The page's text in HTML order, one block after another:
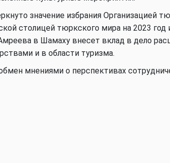
значение избрания Организацией
столицей тюркского мира на 2023
в Шамаху внесет вклад в дело
и в области туризма.
мнениями о перспективах